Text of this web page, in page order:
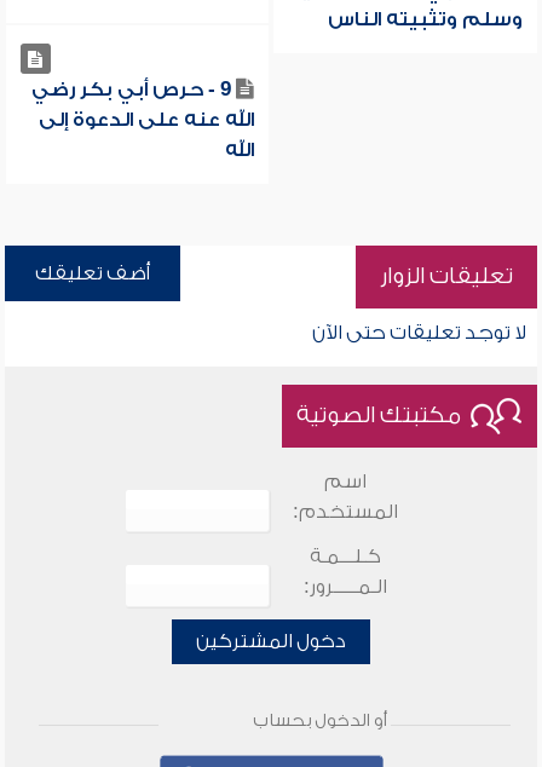
وسلم وتثبيته الناس
9 - حرص أبي بكر رضي
الله عنه على الدعوة إلى
الله
تعليقات الزوار أضف تعليقك
لا توجد تعليقات حتى الآن
مكتبتك الصوتية
اسم
المستخدم:
كـلـــمـة
الـمـــــرور:
دخول المشتركين
أو الدخول بحساب